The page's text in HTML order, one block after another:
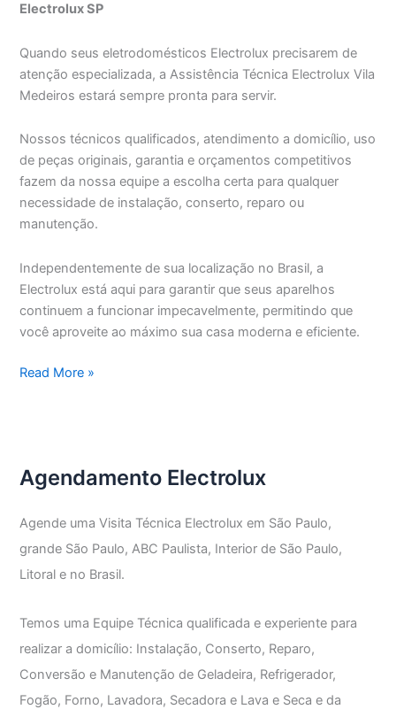
Electrolux SP
Quando seus eletrodomésticos Electrolux precisarem de
atenção especializada, a Assistência Técnica Electrolux Vila
Medeiros estará sempre pronta para servir.
Nossos técnicos qualificados, atendimento a domicílio, uso
de peças originais, garantia e orçamentos competitivos
fazem da nossa equipe a escolha certa para qualquer
necessidade de instalação, conserto, reparo ou
manutenção.
Independentemente de sua localização no Brasil, a
Electrolux está aqui para garantir que seus aparelhos
continuem a funcionar impecavelmente, permitindo que
você aproveite ao máximo sua casa moderna e eficiente.
Assistência
Read More »
Agendamento Electrolux
Agende uma Visita Técnica Electrolux em São Paulo,
grande São Paulo, ABC Paulista, Interior de São Paulo,
Litoral e no Brasil.
Temos uma Equipe Técnica qualificada e experiente para
realizar a domicílio: Instalação, Conserto, Reparo,
Conversão e Manutenção de Geladeira, Refrigerador,
Fogão, Forno, Lavadora, Secadora e Lava e Seca e da